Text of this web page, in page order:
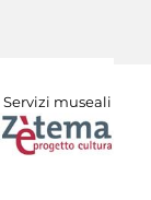
Servizi museali